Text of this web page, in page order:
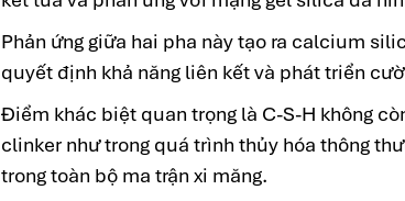
Phản ứng giữa hai pha này tạo ra calcium
quyết định khả năng liên kết và phát triển
Điểm khác biệt quan trọng là C-S-H không
clinker như trong quá trình thủy hóa thông
trong toàn bộ ma trận xi măng.